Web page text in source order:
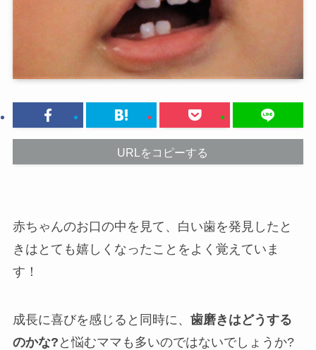
URLをコピーする
赤ちゃんのお口の中を見て、白い歯を発見したと
きはとても嬉しくなったことをよく覚えていま
す！
成長に喜びを感じると同時に、 歯磨きはどうする
のかな? と悩むママも多いのではないでしょうか?